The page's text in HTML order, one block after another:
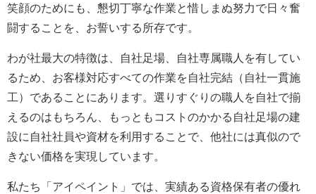
笑顔のためにも、懇切丁寧な作業と惜しまぬ努力で日々奮
闘することを、お誓いする所存です。
わが社最大の特徴は、自社足場、自社専属職人を有してい
るため、お客様対応すべての作業を自社完結（自社一貫施
工）であることにあります。選りすぐりの職人を自社で揃
えるのはもちろん、もっともコストのかかる自社足場の建
設に自社社員や資材を利用することで、他社には真似ので
きない価格を実現しています。
私たち「アイペイント」では、実績ある資格保有者の優れ